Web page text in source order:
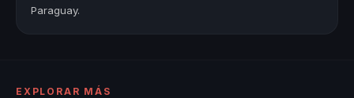
Paraguay.
EXPLORAR MÁS